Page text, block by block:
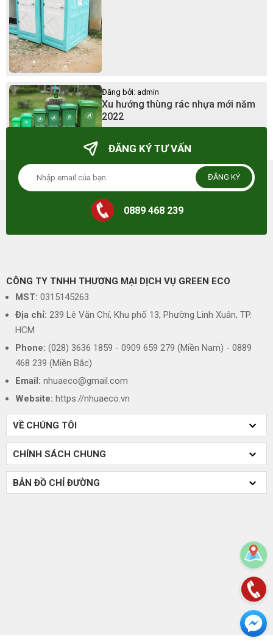
Đăng bởi: admin
Xu hướng thùng rác nhựa mới năm
2022
23/03/2025 - 23:41
ĐĂNG KÝ TƯ VẤN
ĐĂNG KÝ
0889 468 239
CÔNG TY TNHH THƯƠNG MẠI DỊCH VỤ GREEN ECO
MST: 0315145263
Địa chỉ: 239 Lê Văn Chí, Khu phố 13, Phường Linh Xuân, TP.
HCM
Phone: (028) 3636 1859 - 0909 659 279 (Miền Nam) - 0889
468 239 (Miền Bắc)
Email: nhuaeco@gmail.com
Website: https://nhuaeco.vn
VỀ CHÚNG TÔI
CHÍNH SÁCH CHUNG
BẢN ĐỒ CHỈ ĐƯỜNG